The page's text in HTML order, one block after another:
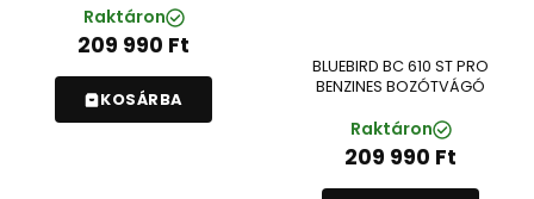
Raktáron
209 990 Ft
KOSÁRBA
BLUEBIRD BC 610 ST PRO
BENZINES BOZÓTVÁGÓ
Raktáron
209 990 Ft